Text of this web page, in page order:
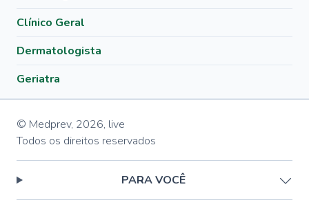
Clínico Geral
Dermatologista
Geriatra
© Medprev, 2026, live
Todos os direitos reservados
PARA VOCÊ